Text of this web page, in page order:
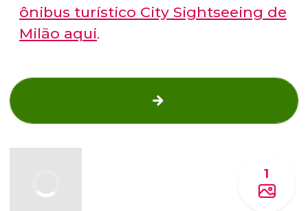
ônibus turístico City Sightseeing de
Milão aqui.
1